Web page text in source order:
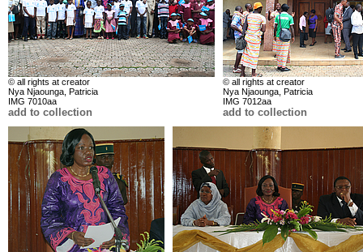
© all rights at creator
Nya Njaounga, Patricia
IMG 7010aa
add to collection
© all rights at creator
Nya Njaounga, Patricia
IMG 7012aa
add to collection